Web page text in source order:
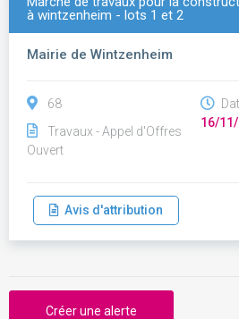
à wintzenheim - lots 1 et 2
Mairie de Wintzenheim
68
Travaux - Appel d'Offres
Ouvert
16/
Avis d'attribution
Créer une alerte